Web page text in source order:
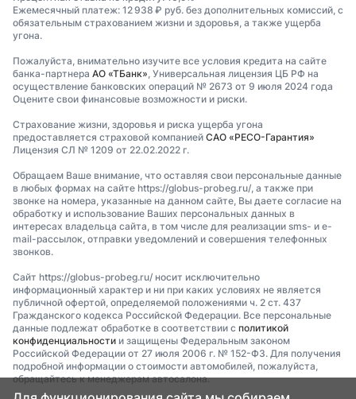
Ежемесячный платеж: 12 938 ₽ руб. без дополнительных комиссий, с
обязательным страхованием жизни и здоровья, а также ущерба
угона.
Пожалуйста, внимательно изучите все условия кредита на сайте
банка-партнера АО «ТБанк», Универсальная лицензия ЦБ РФ на
осуществление банковских операций № 2673 от 9 июля 2024 года
Оцените свои финансовые возможности и риски.
Страхование жизни, здоровья и риска ущерба угона
предоставляется страховой компанией САО «РЕСО-Гарантия»
Лицензия СЛ № 1209 от 22.02.2022 г.
Обращаем Ваше внимание, что оставляя свои персональные данные
в любых формах на сайте https://globus-probeg.ru/, а также при
звонке на номера, указанные на данном сайте, Вы даете согласие на
обработку и использование Ваших персональных данных в
интересах владельца сайта, в том числе для реализации sms- и e-
mail-рассылок, отправки уведомлений и совершения телефонных
звонков.
Сайт https://globus-probeg.ru/ носит исключительно
информационный характер и ни при каких условиях не является
публичной офертой, определяемой положениями ч. 2 ст. 437
Гражданского кодекса Российской Федерации. Все персональные
данные подлежат обработке в соответствии с политикой
конфиденциальности и защищены Федеральным законом
Российской Федерации от 27 июля 2006 г. № 152-ФЗ. Для получения
подробной информации о стоимости автомобилей, пожалуйста,
обращайтесь к менеджерам автосалона.